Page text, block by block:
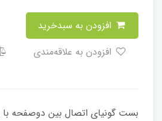
بست گونیای اتصال بین دوصفحه با زاویه